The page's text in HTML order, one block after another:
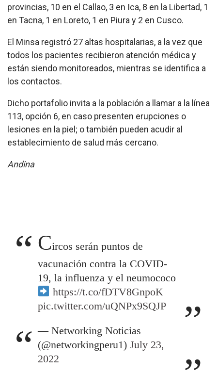
provincias, 10 en el Callao, 3 en Ica, 8 en la Libertad, 1
en Tacna, 1 en Loreto, 1 en Piura y 2 en Cusco.
El Minsa registró 27 altas hospitalarias, a la vez que
todos los pacientes recibieron atención médica y
están siendo monitoreados, mientras se identifica a
los contactos.
Dicho portafolio invita a la población a llamar a la línea
113, opción 6, en caso presenten erupciones o
lesiones en la piel; o también pueden acudir al
establecimiento de salud más cercano.
Andina
Circos serán puntos de
vacunación contra la COVID-
19, la influenza y el neumococo
https://t.co/fDTV8GnpoK
pic.twitter.com/uQNPx9SQJP
— Networking Noticias
(@networkingperu1) July 23,
2022